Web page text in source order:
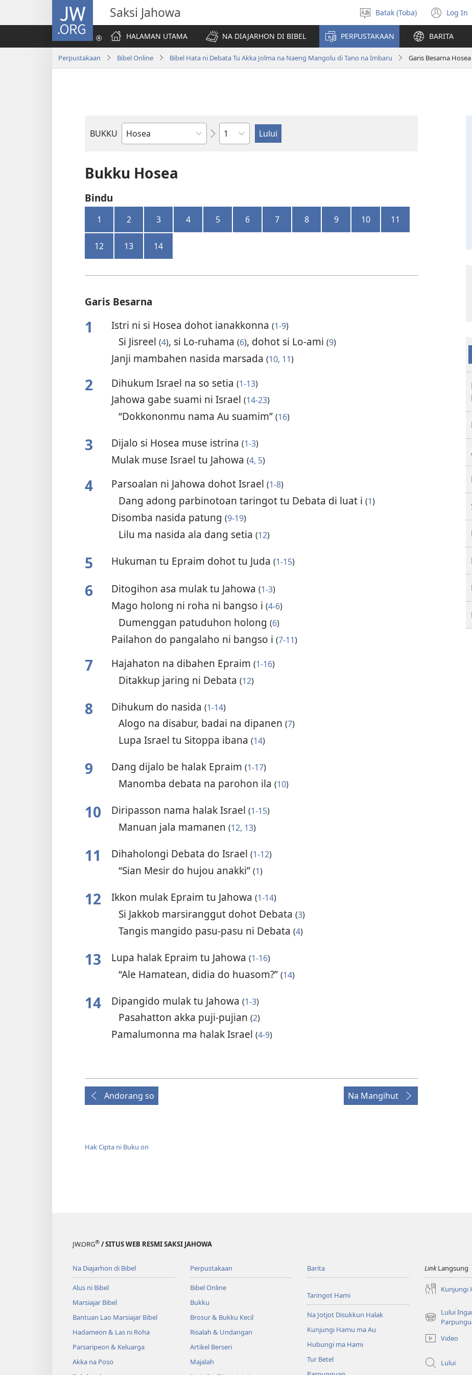
JW.ORG Saksi Jahowa
Pillit
Hata
Batak (Toba) Log In
(opens
new
HALAMAN UTAMA
NA DIAJARHON DI BIBEL PERPUSTAKAAN BARITA
Perpustakaan Bibel Online Bibel Hata ni Debata Tu Akka Jolma na Naeng Mangolu di Tano na Imbaru Garis Besarna Hosea
BUKKU
Bukku
Bibel
Bindu
Bukku Hosea
Bindu
1 2 3 4 5 6 7 8 9 10 11
12 13 14
Garis Besarna
1 Istri ni si Hosea dohot ianakkonna (1-9)
Si Jisreel(4), si Lo-ruhama(6), dohot si Lo-ami(9)
Janji mambahen nasida marsada (10, 11)
2 Dihukum Israel na so setia (1-13)
Jahowa gabe suami ni Israel (14-23)
“Dokkononmu nama Au suamim”(16)
3 Dijalo si Hosea muse istrina (1-3)
Mulak muse Israel tu Jahowa (4, 5)
4 Parsoalan ni Jahowa dohot Israel (1-8)
Dang adong parbinotoan taringot tu Debata di luat i(1)
Disomba nasida patung (9-19)
Lilu ma nasida ala dang setia(12)
5 Hukuman tu Epraim dohot tu Juda (1-15)
6 Ditogihon asa mulak tu Jahowa (1-3)
Mago holong ni roha ni bangso i (4-6)
Dumenggan patuduhon holong(6)
Pailahon do pangalaho ni bangso i (7-11)
7 Hajahaton na dibahen Epraim (1-16)
Ditakkup jaring ni Debata(12)
8 Dihukum do nasida (1-14)
Alogo na disabur, badai na dipanen(7)
Lupa Israel tu Sitoppa ibana(14)
9 Dang dijalo be halak Epraim (1-17)
Manomba debata na parohon ila(10)
10 Diripasson nama halak Israel (1-15)
Manuan jala mamanen(12, 13)
11 Dihaholongi Debata do Israel (1-12)
“Sian Mesir do hujou anakki”(1)
12 Ikkon mulak Epraim tu Jahowa (1-14)
Si Jakkob marsiranggut dohot Debata(3)
Tangis mangido pasu-pasu ni Debata(4)
13 Lupa halak Epraim tu Jahowa (1-16)
“Ale Hamatean, didia do huasom?”(14)
14 Dipangido mulak tu Jahowa (1-3)
Pasahatton akka puji-pujian(2)
Pamalumonna ma halak Israel (4-9)
Andorang so Na Mangihut
Hak Cipta ni Buku on
JW.ORG® / SITUS WEB RESMI SAKSI JAHOWA
Na Diajarhon di Bibel
Alus ni Bibel
Marsiajar Bibel
Bantuan Lao Marsiajar Bibel
Hadameon & Las ni Roha
Parsaripeon & Keluarga
Akka na Poso
Perpustakaan
Bibel Online
Bukku
Brosur & Bukku Kecil
Risalah & Undangan
Artikel Berseri
Majalah
Barita
Taringot Hami
Na Jotjot Disukkun Halak
Kunjungi Hamu ma Au
Hubungi ma Hami
Tur Betel
LinkLangsung
Kunjungi
Lului
(opens
window)Video
Lului